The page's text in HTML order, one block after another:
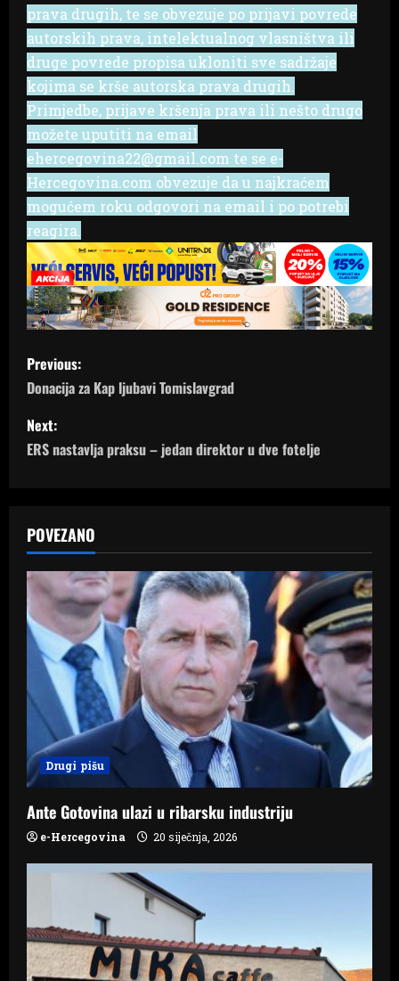
prava drugih, te se obvezuje po prijavi povrede
autorskih prava, intelektualnog vlasništva ili
druge povrede propisa ukloniti sve sadržaje
kojima se krše autorska prava drugih.
Primjedbe, prijave kršenja prava ili nešto drugo
možete uputiti na email
ehercegovina22@gmail.com te se e-
Hercegovina.com obvezuje da u najkraćem
mogućem roku odgovori na email i po potrebi
reagira.
P
o
s
t
a
v
i
g
a
i
o
n
Previous:
Donacija za Kap ljubavi Tomislavgrad
Next:
ERS nastavlja praksu – jedan direktor u dve fotelje
POVEZANO
Drugi pišu
Ante Gotovina ulazi u ribarsku industriju
e-Hercegovina 20 siječnja, 2026